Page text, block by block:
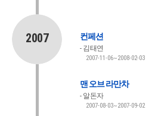
2007 컨페션
김태연
2007-11-06~2008-02-03
맨 오브 라만차
알돈자
2007-08-03~2007-09-02